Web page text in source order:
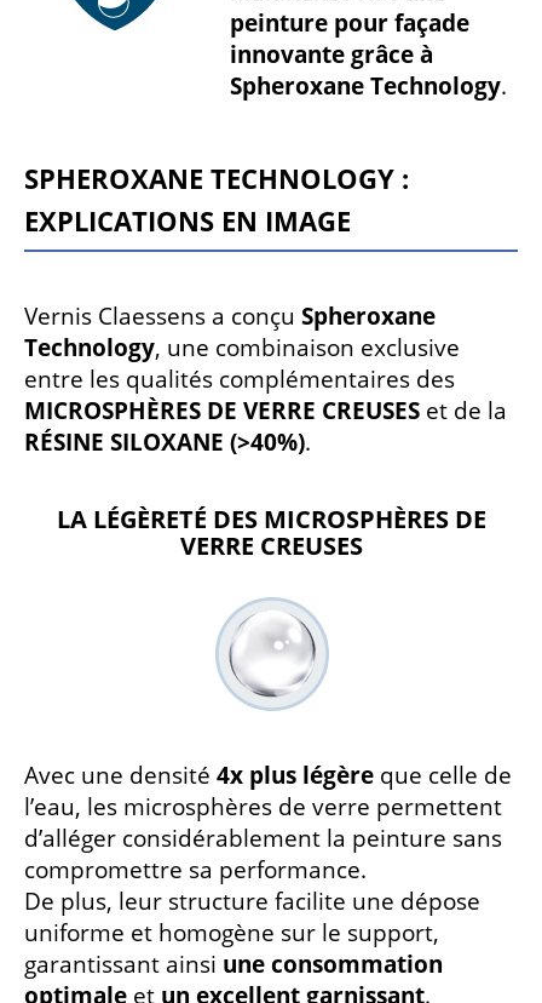
peinture pour façade
innovante grâce à
Spheroxane Technology.
SPHEROXANE TECHNOLOGY :
EXPLICATIONS EN IMAGE
Vernis Claessens a conçu Spheroxane
Technology, une combinaison exclusive
entre les qualités complémentaires des
MICROSPHÈRES DE VERRE CREUSES et de la
RÉSINE SILOXANE (>40%).
LA LÉGÈRETÉ DES MICROSPHÈRES DE
VERRE CREUSES
Avec une densité 4x plus légère que celle de
l’eau, les microsphères de verre permettent
d’alléger considérablement la peinture sans
compromettre sa performance.
De plus, leur structure facilite une dépose
uniforme et homogène sur le support,
garantissant ainsi une consommation
optimale et un excellent garnissant.